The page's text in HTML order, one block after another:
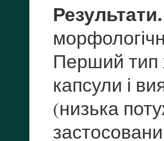
Результати.
Перший тип
капсули і
(низька